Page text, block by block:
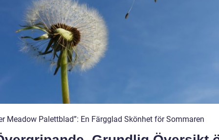
Meadow Palettblad”: En Färgglad Skönhet för Sommaren